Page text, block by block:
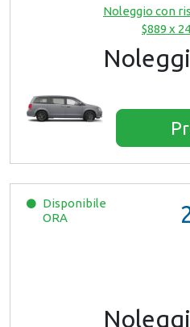
Noleggio con
$889 x
Disponibile
ORA